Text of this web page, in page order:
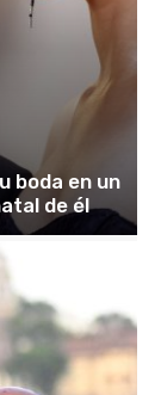
boda en un
de él